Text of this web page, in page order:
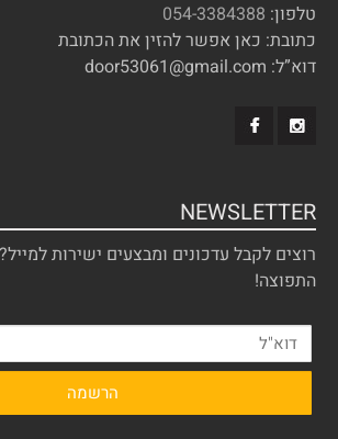
טלפון: 054-3384388
כתובת: כאן אפשר להזין את הכתובת
דוא”ל: door53061@gmail.com
NEWSLETTER
רוצים לקבל עדכונים ומבצעים ישירות
התפוצה!